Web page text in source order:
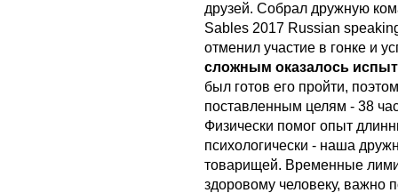
друзей. Собрал дружную
Sables 2017 Russian
отменил участие в гонке и
сложным оказалось
был готов его пройти,
поставленным целям - 38
Физически помог опыт
психологически - наша
товарищей. Временные
здоровому человеку, важно